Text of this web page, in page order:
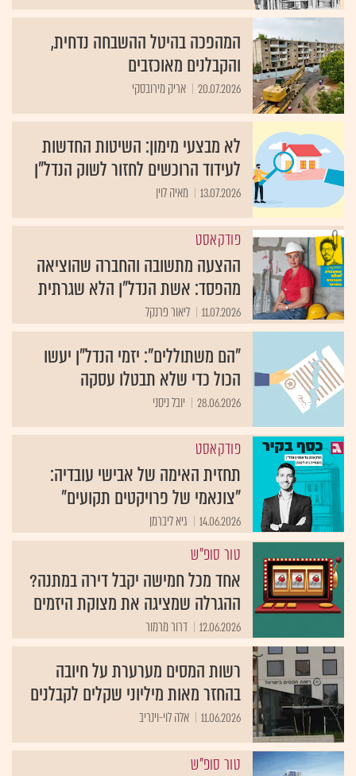
המהפכה בהיטל ההשבחה נדחית,
והקבלנים מאוכזבים
20.07.2026 אריק מירובסקי
לא מבצעי מימון: השיטות החדשות
לעידוד הרוכשים לחזור לשוק הנדל"ן
13.07.2026 מאיה לוין
פודקאסט
ההצעה מתשובה והחברה שהוציאה
מהפסד: אשת הנדל"ן הלא שגרתית
11.07.2026 ליאור פרנקל
"הם משתוללים": יזמי הנדל"ן יעשו
הכול כדי שלא תבטלו עסקה
28.06.2026 יובל ניסני
פודקאסט
תחזית האימה של אבישי עובדיה:
"צונאמי של פרויקטים תקועים"
14.06.2026 גיא ליברמן
טור סופ"ש
אחד מכל חמישה יקבל דירה במתנה?
ההגרלה שמציגה את מצוקת היזמים
12.06.2026 דרור מרמור
רשות המסים מערערת על חיובה
בהחזר מאות מיליוני שקלים לקבלנים
11.06.2026 אלה לוי-וינריב
טור סופ"ש